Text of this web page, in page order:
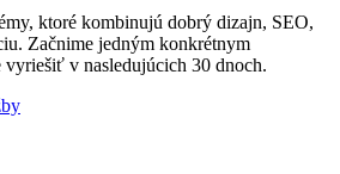
ktoré kombinujú dobrý dizajn, SEO,
Začnime jedným konkrétnym
v nasledujúcich 30 dnoch.